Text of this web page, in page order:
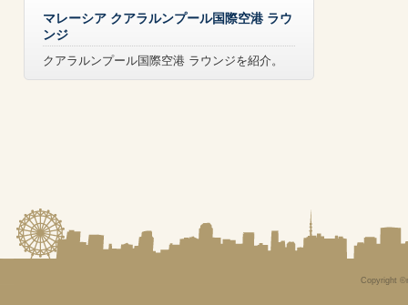
マレーシア クアラルンプール国際空港 ラウ
ンジ
クアラルンプール国際空港 ラウンジを紹介。
Copyright